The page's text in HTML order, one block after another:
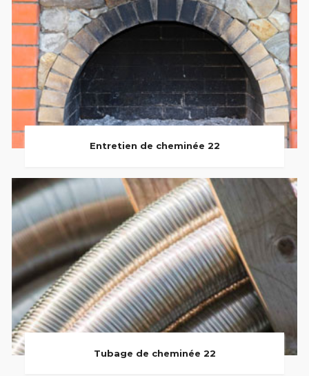
Entretien de cheminée 22
Tubage de cheminée 22